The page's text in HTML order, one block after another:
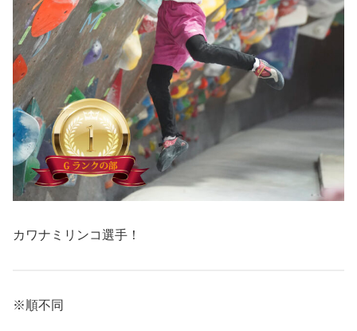
カワナミリンコ選手！
※順不同